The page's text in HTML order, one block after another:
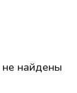
найдены